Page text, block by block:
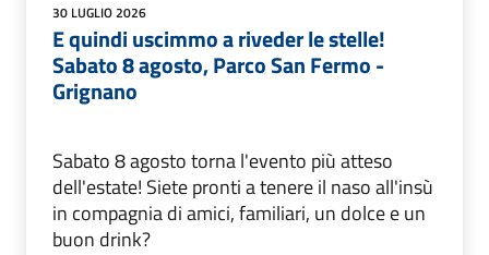
30 LUGLIO 2026
E quindi uscimmo a riveder le stelle!
Sabato 8 agosto, Parco San Fermo -
Grignano
Sabato 8 agosto torna l'evento più atteso
dell'estate! Siete pronti a tenere il naso all'insù
in compagnia di amici, familiari, un dolce e un
buon drink?